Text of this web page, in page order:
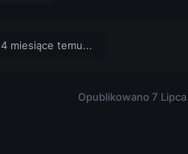
4 miesiące temu...
Opublikowano 7